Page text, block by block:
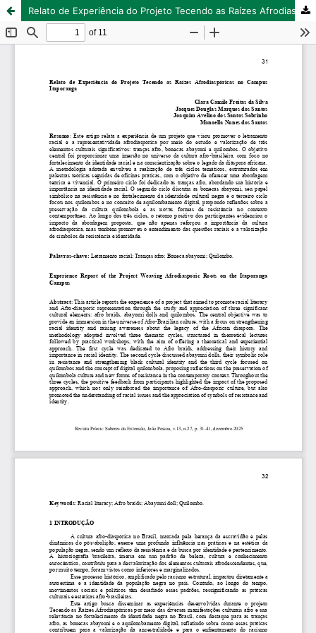
Relato de Experiência do Projeto Tecendo as Raízes Afrodiaspóricas no Campus Itaporanga